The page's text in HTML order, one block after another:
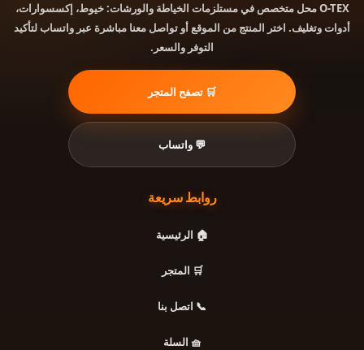
O-TEXمحل متخصص في مستلزمات الخياطة والورشات: خيوط، إكسسوارات،
أدوات وتغليف. اختر المنتج من الموقع أو تواصل معنا مباشرة عبر واتساب لتأكيد
التوفر والسعر.
🛒 تصفح المتجر
💬 واتساب
روابط سريعة
🏠 الرئيسية
🛒 المتجر
📞 اتصل بنا
🧺 السلة